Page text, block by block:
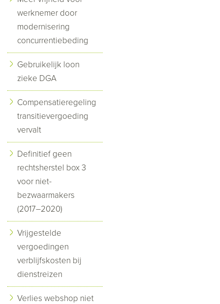
werknemer door
modernisering
concurrentiebeding
Gebruikelijk loon
zieke DGA
Compensatieregeling
transitievergoeding
vervalt
Definitief geen
rechtsherstel box 3
voor niet-
bezwaarmakers
(2017–2020)
Vrijgestelde
vergoedingen
verblijfskosten bij
dienstreizen
Verlies webshop niet